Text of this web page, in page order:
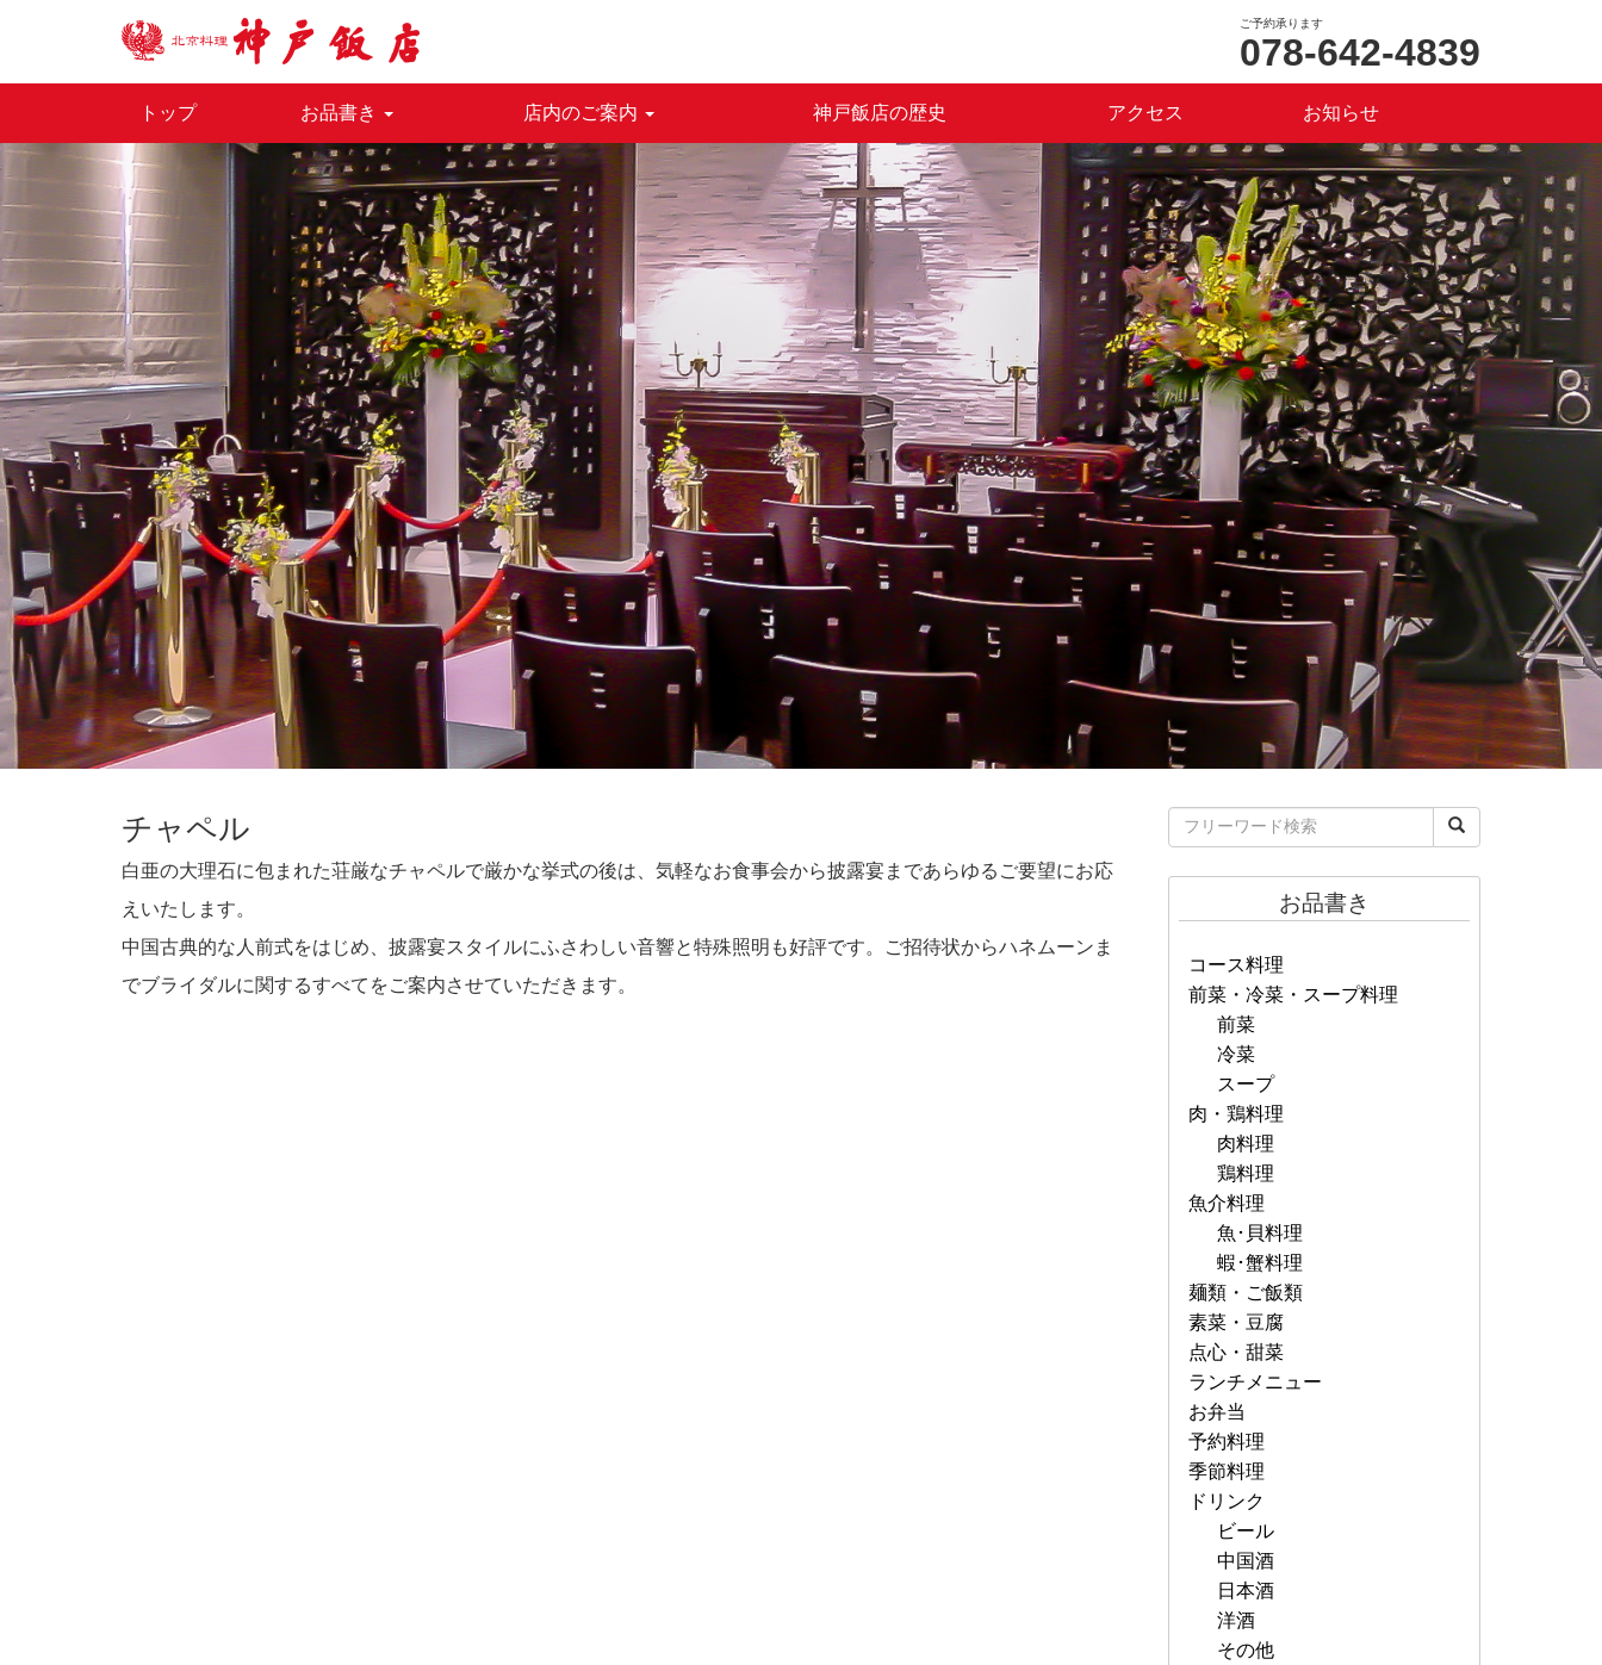
ご予約承ります
078-642-4839
トップ お品書き 店内のご案内 神戸飯店の歴史 アクセス お知らせ
チャペル
白亜の大理石に包まれた荘厳なチャペルで厳かな挙式の後は、気軽なお食事会から披露宴まであらゆるご要望にお応
えいたします。
中国古典的な人前式をはじめ、披露宴スタイルにふさわしい音響と特殊照明も好評です。ご招待状からハネムーンま
でブライダルに関するすべてをご案内させていただきます。
お品書き
コース料理
前菜・冷菜・スープ料理
前菜
冷菜
スープ
肉・鶏料理
肉料理
鶏料理
魚介料理
魚･貝料理
蝦･蟹料理
麺類・ご飯類
素菜・豆腐
点心・甜菜
ランチメニュー
お弁当
予約料理
季節料理
ドリンク
ビール
中国酒
日本酒
洋酒
その他